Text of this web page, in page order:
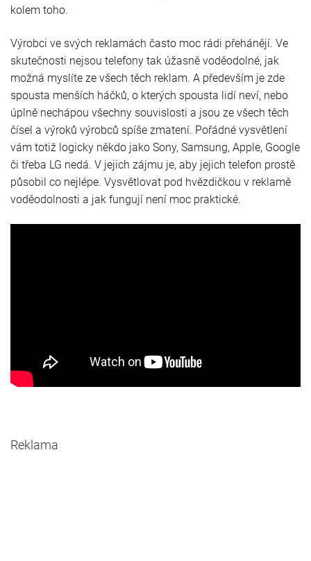
kolem toho.
Výrobci ve svých reklamách často moc rádi přehánějí. Ve
skutečnosti nejsou telefony tak úžasně voděodolné, jak
možná myslíte ze všech těch reklam. A především je zde
spousta menších háčků, o kterých spousta lidí neví, nebo
úplně nechápou všechny souvislosti a jsou ze všech těch
čísel a výroků výrobců spíše zmatení. Pořádné vysvětlení
vám totiž logicky někdo jako Sony, Samsung, Apple, Google
či třeba LG nedá. V jejich zájmu je, aby jejich telefon prostě
působil co nejlépe. Vysvětlovat pod hvězdičkou v reklamě
voděodolnosti a jak fungují není moc praktické.
Reklama